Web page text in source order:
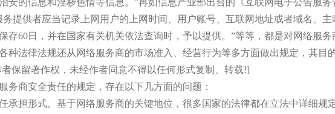
安的信息和淫秽色情等信息。”再如信息产业部出台的《互联网电子公告服务
提供者应当记录上网用户的上网时间、用户账号、互联网地址或者域名、主
存60日，并在国家有关机关依法查询时，予以提供。”等等，都是对网络服务
种法律法规还从网络服务商的市场准入、经营行为等多方面做出规定，其目
保留著作权，未经作者同意不得以任何形式复制、转载!]
务商安全责任的规定，存在以下几方面的问题：
承担形式。基于网络服务商的关键地位，很多国家的法律都在立法中详细规